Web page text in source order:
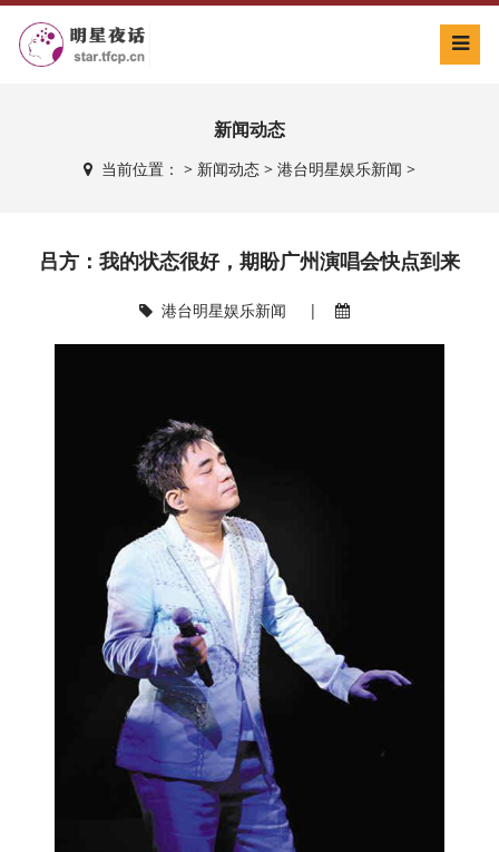
新闻动态
当前位置： > 新闻动态> 港台明星娱乐新闻 >
吕方：我的状态很好，期盼广州演唱会快点到来
港台明星娱乐新闻 |